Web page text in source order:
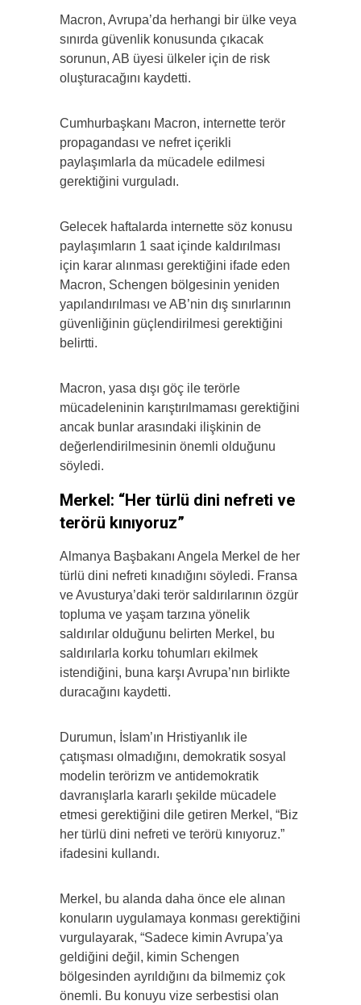
Macron, Avrupa’da herhangi bir ülke veya
sınırda güvenlik konusunda çıkacak
sorunun, AB üyesi ülkeler için de risk
oluşturacağını kaydetti.
Cumhurbaşkanı Macron, internette terör
propagandası ve nefret içerikli
paylaşımlarla da mücadele edilmesi
gerektiğini vurguladı.
Gelecek haftalarda internette söz konusu
paylaşımların 1 saat içinde kaldırılması
için karar alınması gerektiğini ifade eden
Macron, Schengen bölgesinin yeniden
yapılandırılması ve AB’nin dış sınırlarının
güvenliğinin güçlendirilmesi gerektiğini
belirtti.
Macron, yasa dışı göç ile terörle
mücadeleninin karıştırılmaması gerektiğini
ancak bunlar arasındaki ilişkinin de
değerlendirilmesinin önemli olduğunu
söyledi.
Merkel: “Her türlü dini nefreti ve
terörü kınıyoruz”
Almanya Başbakanı Angela Merkel de her
türlü dini nefreti kınadığını söyledi. Fransa
ve Avusturya’daki terör saldırılarının özgür
topluma ve yaşam tarzına yönelik
saldırılar olduğunu belirten Merkel, bu
saldırılarla korku tohumları ekilmek
istendiğini, buna karşı Avrupa’nın birlikte
duracağını kaydetti.
Durumun, İslam’ın Hristiyanlık ile
çatışması olmadığını, demokratik sosyal
modelin terörizm ve antidemokratik
davranışlarla kararlı şekilde mücadele
etmesi gerektiğini dile getiren Merkel, “Biz
her türlü dini nefreti ve terörü kınıyoruz.”
ifadesini kullandı.
Merkel, bu alanda daha önce ele alınan
konuların uygulamaya konması gerektiğini
vurgulayarak, “Sadece kimin Avrupa’ya
geldiğini değil, kimin Schengen
bölgesinden ayrıldığını da bilmemiz çok
önemli. Bu konuyu vize serbestisi olan